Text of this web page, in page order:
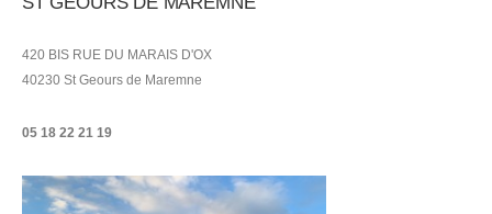
420 BIS RUE DU MARAIS D'OX
40230 St Geours de Maremne
05 18 22 21 19